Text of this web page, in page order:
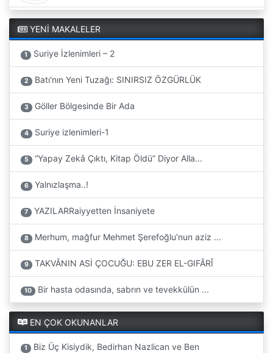
YENİ MAKALELER
1 Suriye İzlenimleri – 2
2 Batı'nın Yeni Tuzağı: SINIRSIZ ÖZGÜRLÜK
3 Göller Bölgesinde Bir Ada
4 Suriye izlenimleri-1
5 “Yapay Zekâ Çıktı, Kitap Öldü” Diyor Alla...
6 Yalnızlaşma..!
7 YAZILARRaiyyetten İnsaniyete
8 Merhum, mağfur Mehmet Şerefoğlu’nun aziz ...
9 TAKVÂNIN ASİ ÇOCUĞU: EBU ZER EL-GIFÂRÎ
10 Bir hasta odasında, sabrın ve tevekkülün ...
EN ÇOK OKUNANLAR
1 Biz Üç Kisiydik, Bedirhan Nazlican ve Ben